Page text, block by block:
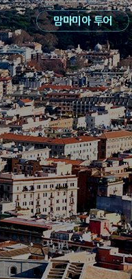
맘마미아 투어